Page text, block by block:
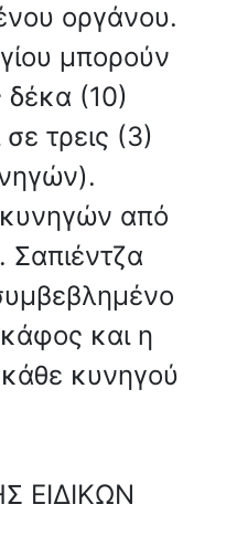
οργάνου.
μπορούν
(10)
τρεις (3)
από
και η
κυνηγού
ΕΙΔΙΚΩΝ